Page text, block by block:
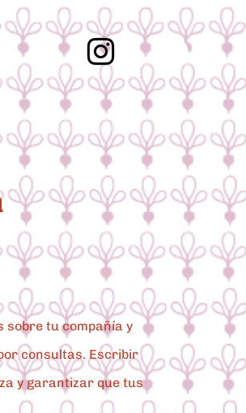
sobre tu compañía y
consultas. Escribir
y garantizar que tus